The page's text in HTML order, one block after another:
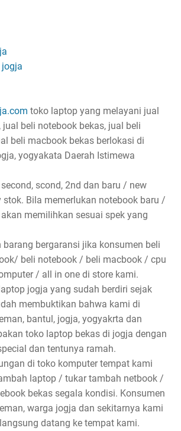
toko laptop yang melayani jual
beli notebook bekas, jual beli
beli macbook bekas berlokasi di
yogyakata Daerah Istimewa
scond, 2nd dan baru / new
stok. Bila memerlukan notebook baru /
memilihkan sesuai spek yang
barang bergaransi jika konsumen beli
beli notebook / beli macbook / cpu
/ all in one di store kami.
jogja yang sudah berdiri sejak
membuktikan bahwa kami di
bantul, jogja, yogyakrta dan
toko laptop bekas di jogja dengan
dan tentunya ramah.
di toko komputer tempat kami
laptop / tukar tambah netbook /
bekas segala kondisi. Konsumen
warga jogja dan sekitarnya kami
datang ke tempat kami.